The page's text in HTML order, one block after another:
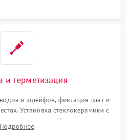
и герметизация
и шлейфов, фиксация плат и
Установка стеклокерамики с
зазоров. Нанесение
или укладка уплотнительной
Подробнее